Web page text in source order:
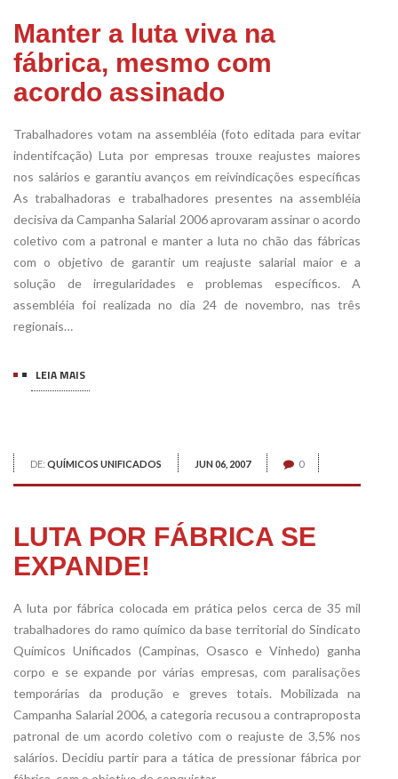
Manter a luta viva na
fábrica, mesmo com
acordo assinado
Trabalhadores votam na assembléia (foto editada para evitar
indentifcação) Luta por empresas trouxe reajustes maiores
nos salários e garantiu avanços em reivindicações específicas
As trabalhadoras e trabalhadores presentes na assembléia
decisiva da Campanha Salarial 2006 aprovaram assinar o acordo
coletivo com a patronal e manter a luta no chão das fábricas
com o objetivo de garantir um reajuste salarial maior e a
solução de irregularidades e problemas específicos. A
assembléia foi realizada no dia 24 de novembro, nas três
regionais…
LEIA MAIS
DE: QUÍMICOS UNIFICADOS JUN 06, 2007 0
LUTA POR FÁBRICA SE
EXPANDE!
A luta por fábrica colocada em prática pelos cerca de 35 mil
trabalhadores do ramo químico da base territorial do Sindicato
Químicos Unificados (Campinas, Osasco e Vinhedo) ganha
corpo e se expande por várias empresas, com paralisações
temporárias da produção e greves totais. Mobilizada na
Campanha Salarial 2006, a categoria recusou a contraproposta
patronal de um acordo coletivo com o reajuste de 3,5% nos
salários. Decidiu partir para a tática de pressionar fábrica por